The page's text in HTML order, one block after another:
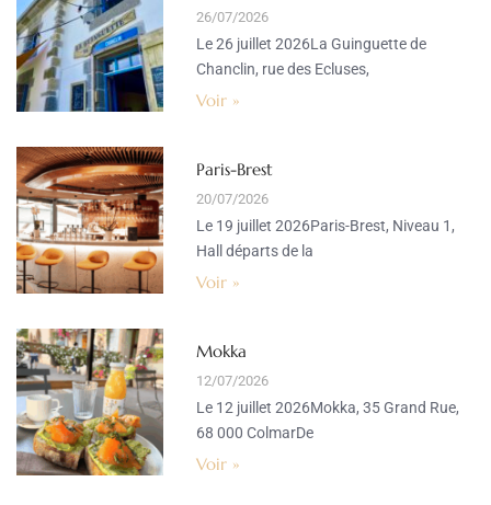
26/07/2026
Le 26 juillet 2026La Guinguette de
Chanclin, rue des Ecluses,
Voir »
Paris-Brest
20/07/2026
Le 19 juillet 2026Paris-Brest, Niveau 1,
Hall départs de la
Voir »
Mokka
12/07/2026
Le 12 juillet 2026Mokka, 35 Grand Rue,
68 000 ColmarDe
Voir »